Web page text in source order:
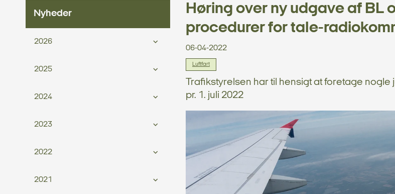
Nyheder
2026
2025
2024
2023
2022
2021
Høring over ny udgave af BL
procedurer for tale-
06-04-2022
Luftfart
Trafikstyrelsen har til hensigt at foretage nogle
pr. 1. juli 2022